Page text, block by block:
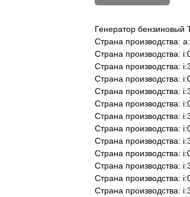
Генератор бензиновый
Страна производства:
Страна производства:
Страна производства:
Страна производства:
Страна производства:
Страна производства:
Страна производства:
Страна производства:
Страна производства:
Страна производства:
Страна производства:
Страна производства:
Страна производства: